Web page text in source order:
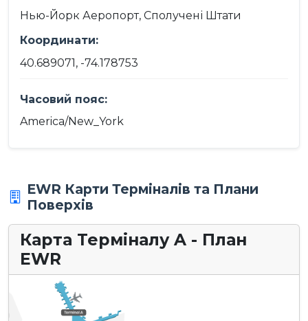
Нью-Йорк Аеропорт, Сполучені Штати
Координати:
40.689071, -74.178753
Часовий пояс:
America/New_York
EWR Карти Терміналів та Плани
Поверхів
Карта Терміналу A - План
EWR